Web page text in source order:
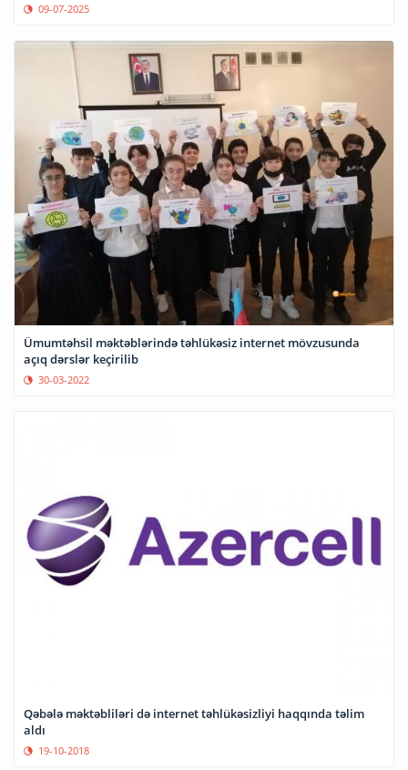
09-07-2025
Ümumtəhsil məktəblərində təhlükəsiz internet mövzusunda
açıq dərslər keçirilib
30-03-2022
Qəbələ məktəbliləri də internet təhlükəsizliyi haqqında təlim
aldı
19-10-2018